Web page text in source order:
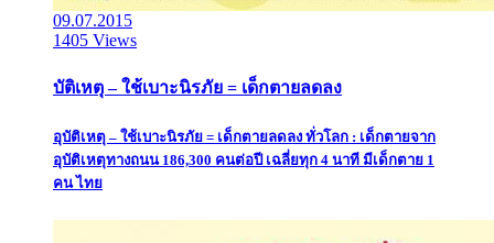
09.07.2015
1405 Views
บัติเหตุ – ใช้เบาะนิรภัย = เด็กตายลดลง
อุบัติเหตุ – ใช้เบาะนิรภัย = เด็กตายลดลง ทั่วโลก : เด็กตายจาก
อุบัติเหตุทางถนน 186,300 คนต่อปี เฉลี่ยทุก 4 นาที มีเด็กตาย 1
คน ไทย